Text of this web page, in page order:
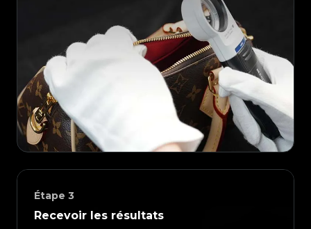
Étape 3
Recevoir les résultats